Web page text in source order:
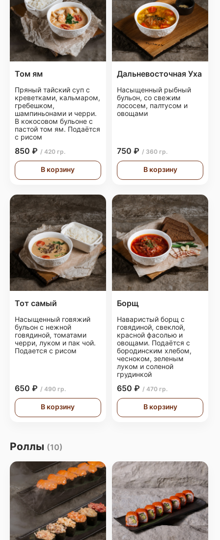
Том ям
Пряный тайский суп с
креветками, кальмаром,
гребешком,
шампиньонами и черри.
В кокосовом бульоне с
пастой том ям. Подаётся
с рисом
850 ₽ / 420 гр.
В корзину
Дальневосточная Уха
Насыщенный рыбный
бульон, со свежим
лососем, палтусом и
овощами
750 ₽ / 360 гр.
В корзину
Тот самый
Насыщенный говяжий
бульон с нежной
говядиной, томатами
черри, луком и пак чой.
Подается с рисом
650 ₽ / 490 гр.
В корзину
Борщ
Наваристый борщ с
говядиной, свеклой,
красной фасолью и
овощами. Подаётся с
бородинским хлебом,
чесноком, зеленым
луком и соленой
грудинкой
650 ₽ / 470 гр.
В корзину
Роллы (10)